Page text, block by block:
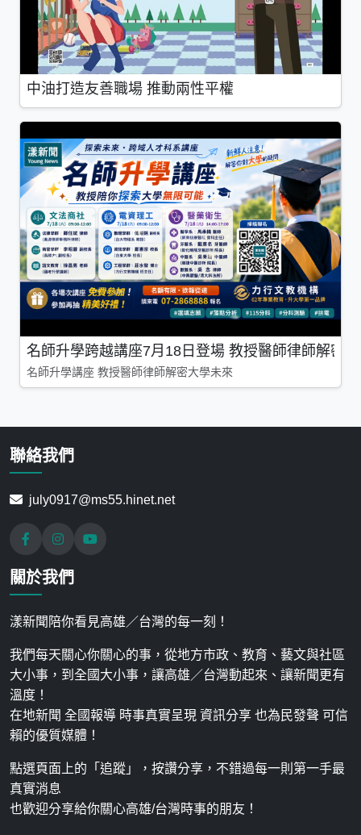
中油打造友善職場 推動兩性平權
名師升學跨越講座7月18日登場 教授醫師律師解密
名師升學講座 教授醫師律師解密大學未來
聯絡我們
july0917@ms55.hinet.net
關於我們
漾新聞陪你看見高雄／台灣的每一刻！
我們每天關心你關心的事，從地方市政、教育、藝文與社區
大小事，到全國大小事，讓高雄／台灣動起來、讓新聞更有
溫度！
在地新聞 全國報導 時事真實呈現 資訊分享 也為民發聲 可信
賴的優質媒體！
點選頁面上的「追蹤」，按讚分享，不錯過每一則第一手最
真實消息
也歡迎分享給你關心高雄/台灣時事的朋友！